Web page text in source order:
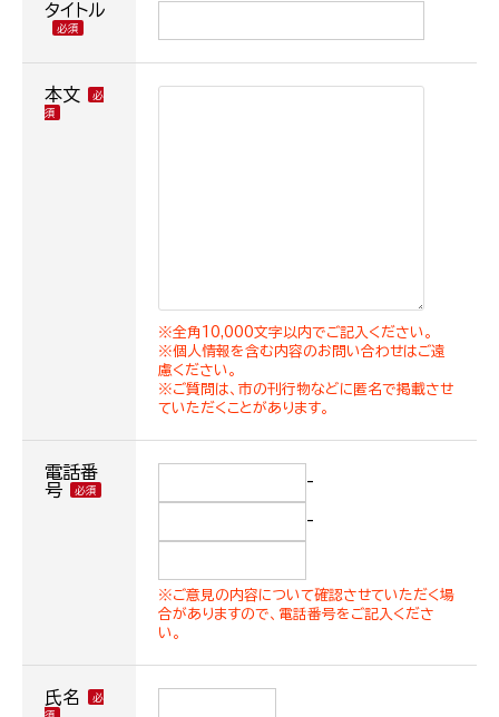
タイトル
本文
※全角10,000文字以内でご記入ください。
※個人情報を含む内容のお問い合わせはご遠
慮ください。
※ご質問は、市の刊行物などに匿名で掲載させ
ていただくことがあります。
電話番
号
-
-
※ご意見の内容について確認させていただく場
合がありますので、電話番号をご記入くださ
い。
氏名